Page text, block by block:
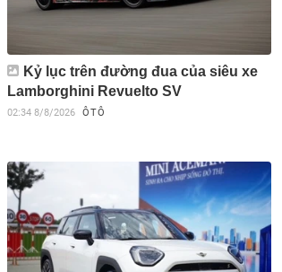
Kỷ lục trên đường đua của siêu xe
Lamborghini Revuelto SV
02:34 8/8/2026 ÔTÔ